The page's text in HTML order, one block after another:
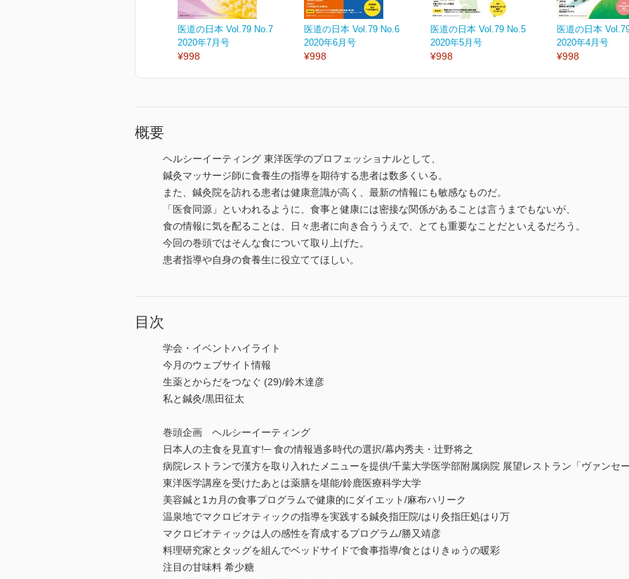
医道の日本 Vol.79 No.7
2020年7月号
¥998
医道の日本 Vol.79 No.6
2020年6月号
¥998
医道の日本 Vol.79 No.5
2020年5月号
¥998
医道の日本
2020年4月号
¥998
概要
ヘルシーイーティング 東洋医学のプロフェッショナルとして、
鍼灸マッサージ師に食養生の指導を期待する患者は数多くいる。
また、鍼灸院を訪れる患者は健康意識が高く、最新の情報にも敏感なものだ。
「医食同源」といわれるように、食事と健康には密接な関係があることは言うまでもないが、
食の情報に気を配ることは、日々患者に向き合ううえで、とても重要なことだといえるだろう。
今回の巻頭ではそんな食について取り上げた。
患者指導や自身の食養生に役立ててほしい。
目次
学会・イベントハイライト
今月のウェブサイト情報
生薬とからだをつなぐ (29)/鈴木達彦
私と鍼灸/黒田征太
巻頭企画 ヘルシーイーティング
日本人の主食を見直す!─ 食の情報過多時代の選択/幕内秀夫・辻野将之
病院レストランで漢方を取り入れたメニューを提供/千葉大学医学部附属病院 展望レストラン「ヴァンセ
東洋医学講座を受けたあとは薬膳を堪能/鈴鹿医療科学大学
美容鍼と1カ月の食事プログラムで健康的にダイエット/麻布ハリーク
温泉地でマクロビオティックの指導を実践する鍼灸指圧院/はり灸指圧処はり万
マクロビオティックは人の感性を育成するプログラム/勝又靖彦
料理研究家とタッグを組んでベッドサイドで食事指導/食とはりきゅうの暖彩
注目の甘味料 希少糖